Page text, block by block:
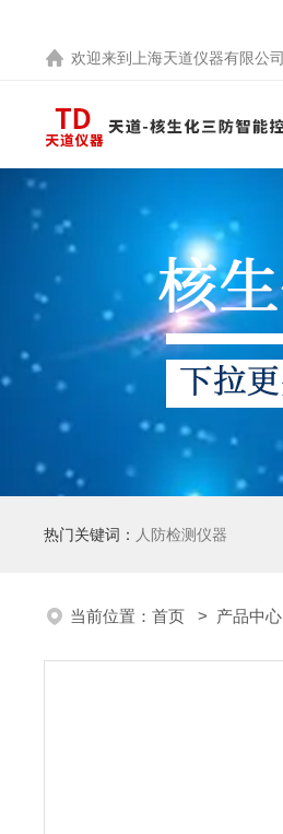
欢迎来到 上海天道仪器有限公司
热门关键词： 人防检测仪器
当前位置： 首页 > 产品中心